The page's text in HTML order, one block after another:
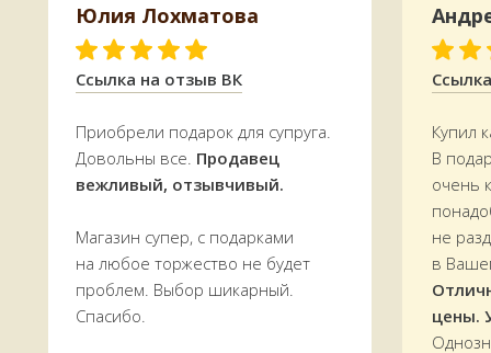
Купил
В
очень
не
в
цены.
Приобрели подарок для супруга.
Довольны все. Продавец
вежливый, отзывчивый.
Магазин супер, с подарками
на любое торжество не будет
проблем. Выбор шикарный.
Спасибо.
Ссылка на отзыв ВК
Юлия Лохматова
КАК МЫ РАБОТАЕМ,
ОПЛАТА И ДОСТАВКА
Всё, что есть на сайте, естьв наличии
в магазине в Терском переулке, дом 4
Доставляемзаказы по всей области.
УЗНАТЬ СТОИМОСТЬ ДОСТАВКИ